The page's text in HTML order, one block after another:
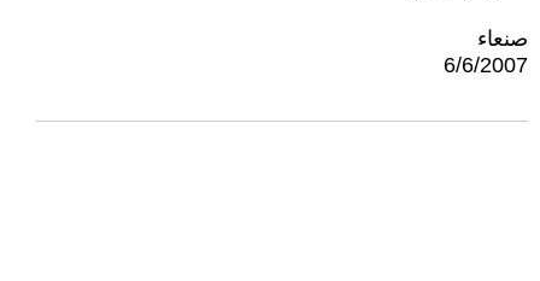
صنعاء
6/6/2007